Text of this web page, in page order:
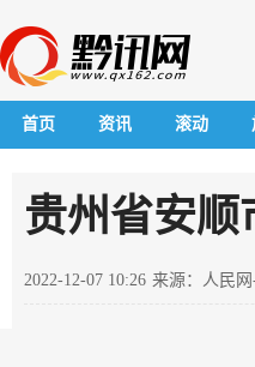
首页 资讯 滚动
贵州省安
2022-12-07 10:26 来源：人民